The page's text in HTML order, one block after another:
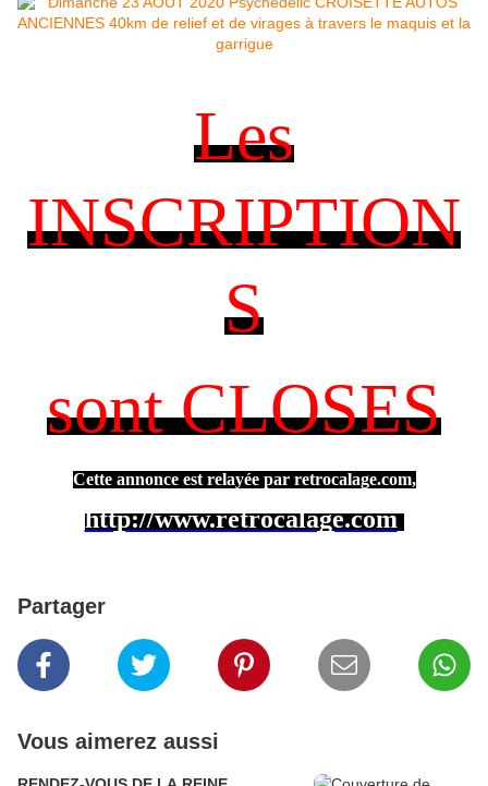
Les
INSCRIPTION
S
sont CLOSES
Cette annonce est relayée par retrocalage.com,
http://www.retrocalage.com
Partager
Vous aimerez aussi